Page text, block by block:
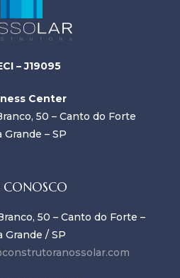
– J19095
Center
50 – Canto do Forte
Grande – SP
CONOSCO
50 – Canto do Forte –
Grande / SP